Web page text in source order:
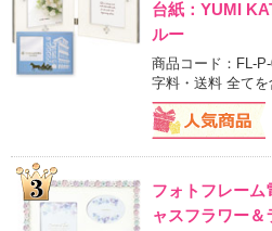
台紙：YUMI
ルー
商品コード：FL-
字料・送料 全てを
フォトフレー
ャスフラワー